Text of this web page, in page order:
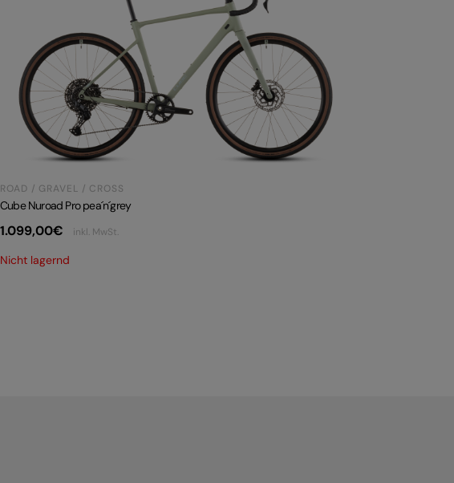
ROAD / GRAVEL / CROSS
Cube Nuroad Pro pea´n´grey
1.099,00€ inkl. MwSt.
Nicht lagernd